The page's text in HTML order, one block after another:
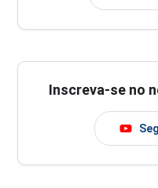
Inscreva-se no